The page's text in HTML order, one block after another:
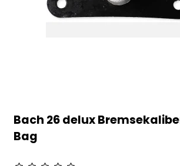
Bach 26 delux
Bag